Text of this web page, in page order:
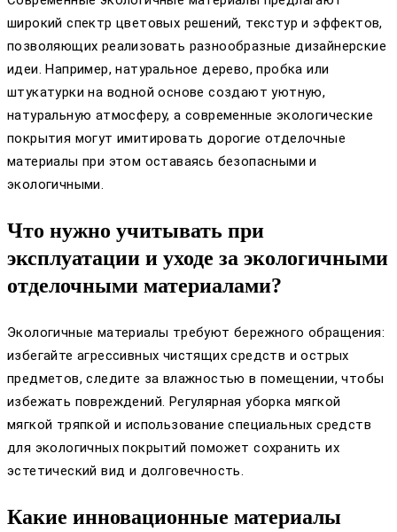
широкий спектр цветовых решений, текстур и эффектов,
позволяющих реализовать разнообразные дизайнерские
идеи. Например, натуральное дерево, пробка или
штукатурки на водной основе создают уютную,
натуральную атмосферу, а современные экологические
покрытия могут имитировать дорогие отделочные
материалы при этом оставаясь безопасными и
экологичными.
Что нужно учитывать при
эксплуатации и уходе за экологичными
отделочными материалами?
Экологичные материалы требуют бережного обращения:
избегайте агрессивных чистящих средств и острых
предметов, следите за влажностью в помещении, чтобы
избежать повреждений. Регулярная уборка мягкой
мягкой тряпкой и использование специальных средств
для экологичных покрытий поможет сохранить их
эстетический вид и долговечность.
Какие инновационные материалы